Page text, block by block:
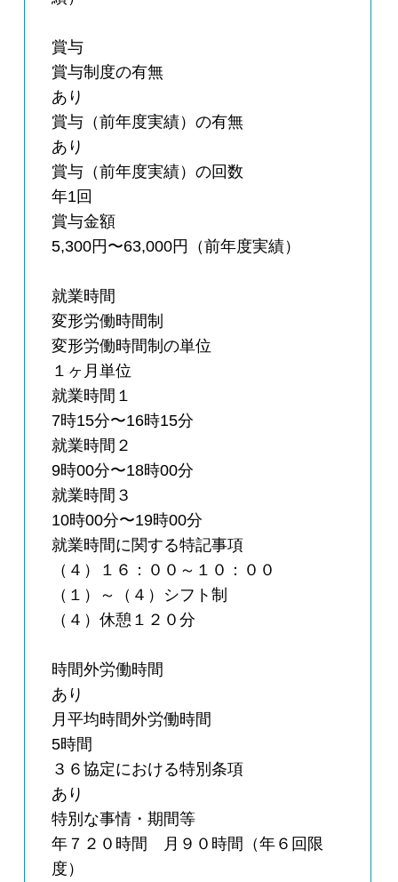
賞与
賞与制度の有無
あり
賞与（前年度実績）の有無
あり
賞与（前年度実績）の回数
年1回
賞与金額
5,300円〜63,000円（前年度実績）
就業時間
変形労働時間制
変形労働時間制の単位
１ヶ月単位
就業時間１
7時15分〜16時15分
就業時間２
9時00分〜18時00分
就業時間３
10時00分〜19時00分
就業時間に関する特記事項
（４）１６：００～１０：００
（１）～（４）シフト制
（４）休憩１２０分
時間外労働時間
あり
月平均時間外労働時間
5時間
３６協定における特別条項
あり
特別な事情・期間等
年７２０時間 月９０時間（年６回限
度）